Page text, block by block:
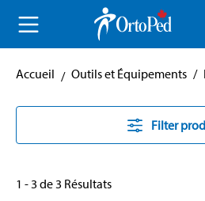
principal
Accueil Outils et Équipements /
Filter
1 - 3 de 3 Résultats